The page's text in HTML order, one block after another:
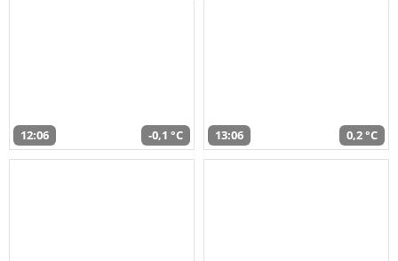
12:06 -0,1 °C 13:06 0,2 °C